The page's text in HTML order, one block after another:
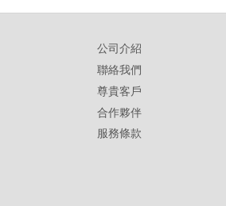
公司介紹
聯絡我們
尊貴客戶
合作夥伴
服務條款